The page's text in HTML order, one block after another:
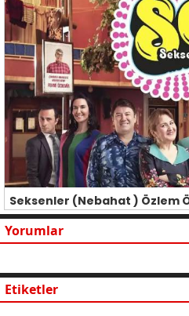
Seksenler (Nebahat ) Özlem
Yorumlar
Etiketler